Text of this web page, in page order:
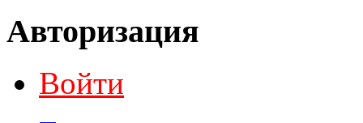
Авторизация
Войти